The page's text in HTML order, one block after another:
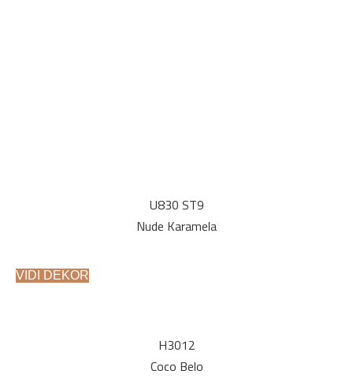
U830 ST9
Nude Karamela
VIDI DEKOR
H3012
Coco Belo